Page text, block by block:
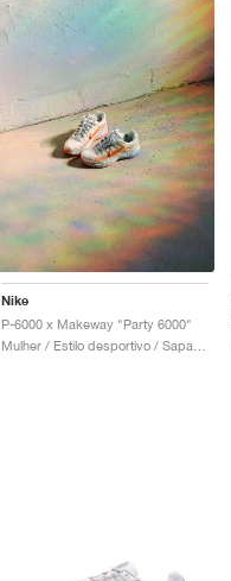
Nike
P-6000 x Makeway "Party 6000"